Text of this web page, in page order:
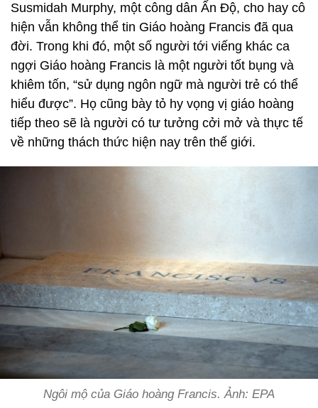
Susmidah Murphy, một công dân Ấn Độ, cho hay cô
hiện vẫn không thể tin Giáo hoàng Francis đã qua
đời. Trong khi đó, một số người tới viếng khác ca
ngợi Giáo hoàng Francis là một người tốt bụng và
khiêm tốn, “sử dụng ngôn ngữ mà người trẻ có thể
hiểu được”. Họ cũng bày tỏ hy vọng vị giáo hoàng
tiếp theo sẽ là người có tư tưởng cởi mở và thực tế
về những thách thức hiện nay trên thế giới.
Ngôi mộ của Giáo hoàng Francis. Ảnh: EPA